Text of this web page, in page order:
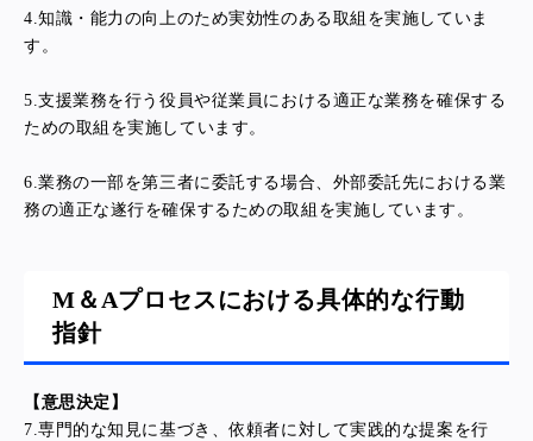
4.知識・能力の向上のため実効性のある取組を実施していま
す。
5.支援業務を行う役員や従業員における適正な業務を確保する
ための取組を実施しています。
6.業務の一部を第三者に委託する場合、外部委託先における業
務の適正な遂行を確保するための取組を実施しています。
M＆Aプロセスにおける具体的な行動
指針
【意思決定】
7.専門的な知見に基づき、依頼者に対して実践的な提案を行